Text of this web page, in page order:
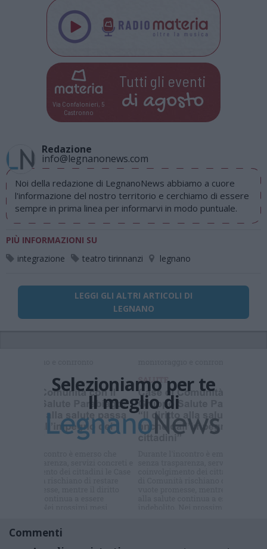
Via Confalonieri, 5
Castronno
Tutti gli eventi
di agosto
Redazione
info@legnanonews.com
Noi della redazione di LegnanoNews abbiamo a cuore
l'informazione del nostro territorio e cerchiamo di essere
sempre in prima linea per informarvi in modo puntuale.
PIÙ INFORMAZIONI SU
integrazione
teatro tirinnanzi legnano
LEGGI GLI ALTRI ARTICOLI DI
LEGNANO
Selezioniamo per te
Il meglio di
Iscriviti alla
newsletter
Commenti